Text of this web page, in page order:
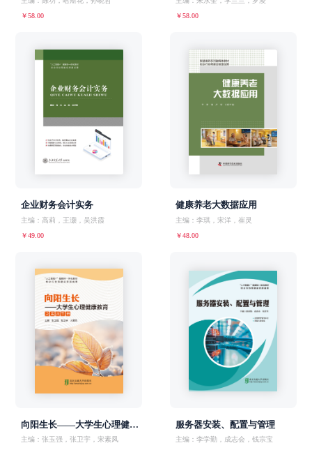
￥58.00 ￥58.00
企业财务会计实务
主编：高莉，王灏，吴洪霞
￥49.00
健康养老大数据应用
主编：李琪，宋洋，崔灵
￥48.00
向阳生长——大学生心理健康教育
主编：张玉强，张卫宇，宋素凤
服务器安装、配置与管理
主编：李学勤，成志会，钱宗宝